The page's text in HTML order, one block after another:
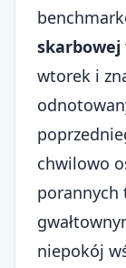
skarbowej
wtorek i
chwilowo
porannych
niepokój